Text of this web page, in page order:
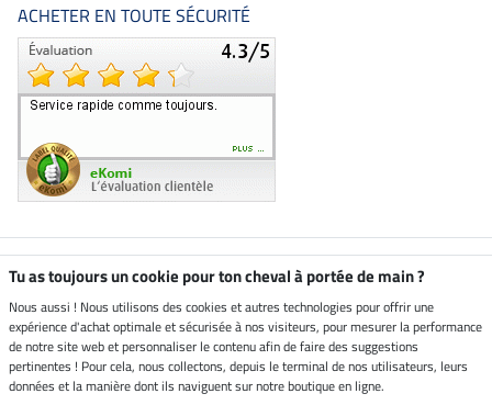
ACHETER EN TOUTE SÉCURITÉ
Boutique climatiquement
neutre
Livraison par
Tu as toujours un cookie pour ton cheval à portée de main ?
Nous aussi ! Nous utilisons des cookies et autres technologies pour offrir une
expérience d'achat optimale et sécurisée à nos visiteurs, pour mesurer la performance
de notre site web et personnaliser le contenu afin de faire des suggestions
pertinentes ! Pour cela, nous collectons, depuis le terminal de nos utilisateurs, leurs
données et la manière dont ils naviguent sur notre boutique en ligne.